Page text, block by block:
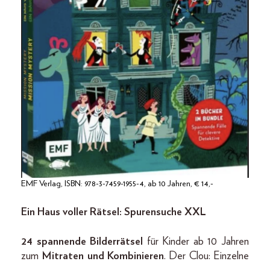
EMF Verlag, ISBN: 978-3-7459-1955-4, ab 10 Jahren, € 14,-
Ein Haus voller Rätsel: Spurensuche XXL
24 spannende Bilderrätsel
für Kinder ab 10 Jahren
zum Mitraten und Kombinieren. Der Clou: Einzelne